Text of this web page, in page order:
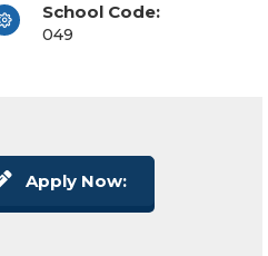
School Code:
049
Apply Now: